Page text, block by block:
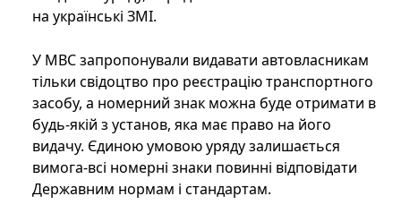
на українські ЗМІ.
У МВС запропонували видавати автовласникам
тільки свідоцтво про реєстрацію транспортного
засобу, а номерний знак можна буде отримати в
будь-якій з установ, яка має право на його
видачу. Єдиною умовою уряду залишається
вимога-всі номерні знаки повинні відповідати
Державним нормам і стандартам.